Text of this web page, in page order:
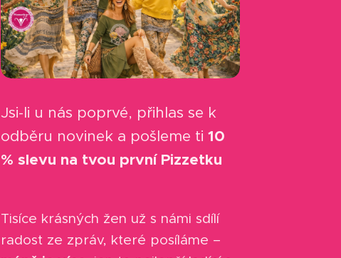
Jsi-li u nás poprvé, přihlas se k
odběru novinek a pošleme ti10
% slevu na tvou první Pizzetku
Tisíce krásných žen už s námi sdílí
radost ze zpráv, které posíláme –